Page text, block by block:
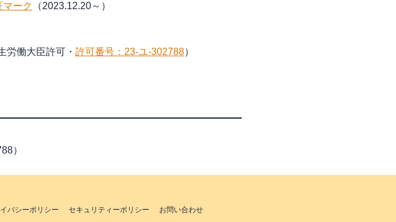
マーク
（2023.12.20～）
労働大臣許可・ 許可番号：23-ユ-302788）
）
バシーポリシー セキュリティーポリシー お問い合わせ